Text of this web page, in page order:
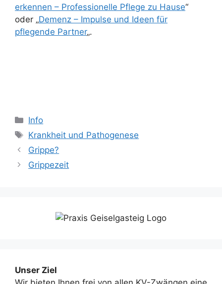
erkennen – Professionelle Pflege zu Hause“
oder „Demenz – Impulse und Ideen für
pflegende Partner„.
Kategorien
Info
Schlagwörter
Krankheit und Pathogenese
Grippe?
Grippezeit
Unser Ziel